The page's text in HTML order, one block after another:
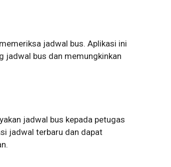
jadwal bus. Aplikasi ini
jadwal bus dan memungkinkan
jadwal bus kepada petugas
jadwal terbaru dan dapat